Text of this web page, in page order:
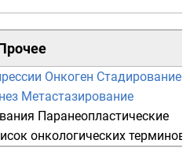
Онкоген Стадирование
Метастазирование
Паранеопластические
онкологических терминов